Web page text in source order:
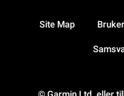
Site Map